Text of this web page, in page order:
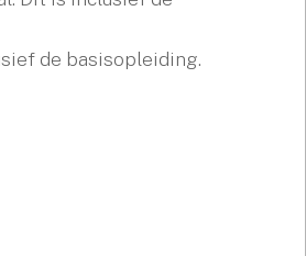
de basisopleiding.